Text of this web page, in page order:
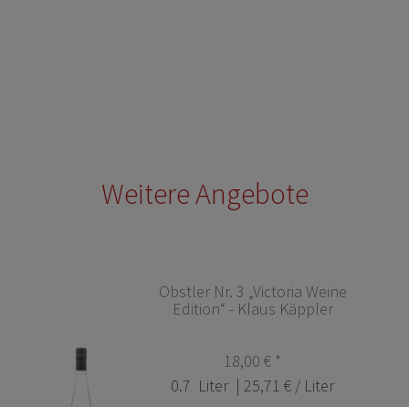
Weitere Angebote
Obstler Nr. 3 „Victoria Weine
Edition“ - Klaus Käppler
18,00 € *
0.7 Liter | 25,71 € / Liter